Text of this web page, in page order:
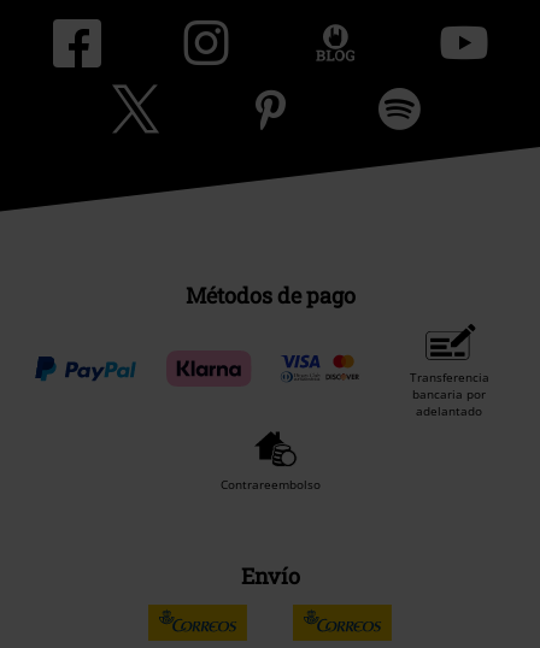
Métodos de pago
Transferencia
bancaria por
adelantado
Contrareembolso
Envío